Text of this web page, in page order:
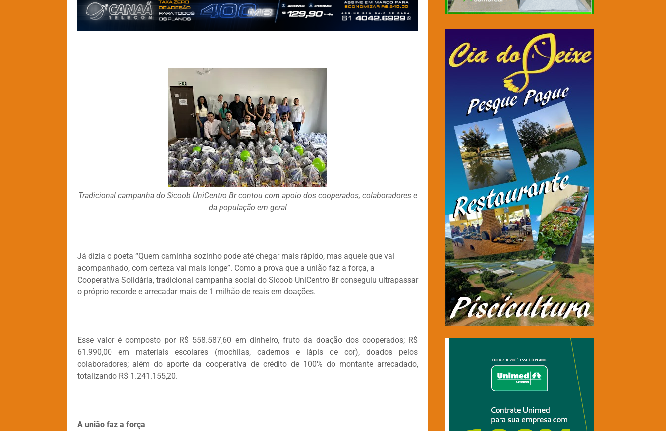
Tradicional campanha do Sicoob UniCentro Br contou com apoio dos cooperados, colaboradores e
da população em geral
Já dizia o poeta “Quem caminha sozinho pode até chegar mais rápido, mas aquele que vai
acompanhado, com certeza vai mais longe”. Como a prova que a união faz a força, a
Cooperativa Solidária, tradicional campanha social do Sicoob UniCentro Br conseguiu ultrapassar
o próprio recorde e arrecadar mais de 1 milhão de reais em doações.
Esse valor é composto por R$ 558.587,60 em dinheiro, fruto da doação dos cooperados; R$
61.990,00 em materiais escolares (mochilas, cadernos e lápis de cor), doados pelos
colaboradores; além do aporte da cooperativa de crédito de 100% do montante arrecadado,
totalizando R$ 1.241.155,20.
A união faz a força